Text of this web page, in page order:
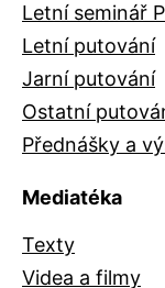
Letní seminář
Letní putování
Jarní putování
Ostatní
Přednášky a
Mediatéka
Texty
Videa a filmy